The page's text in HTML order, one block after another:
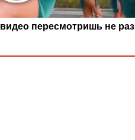
пересмотришь не раз